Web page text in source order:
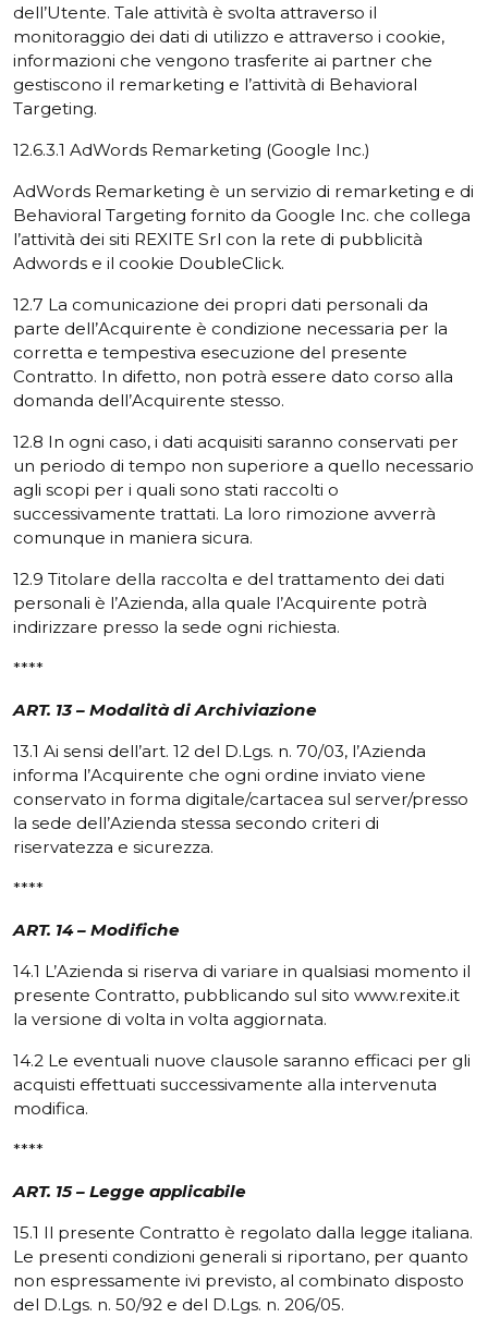
dell’Utente. Tale attività è svolta attraverso il
monitoraggio dei dati di utilizzo e attraverso i cookie,
informazioni che vengono trasferite ai partner che
gestiscono il remarketing e l’attività di Behavioral
Targeting.
12.6.3.1 AdWords Remarketing (Google Inc.)
AdWords Remarketing è un servizio di remarketing e di
Behavioral Targeting fornito da Google Inc. che collega
l’attività dei siti REXITE Srl con la rete di pubblicità
Adwords e il cookie DoubleClick.
12.7 La comunicazione dei propri dati personali da
parte dell’Acquirente è condizione necessaria per la
corretta e tempestiva esecuzione del presente
Contratto. In difetto, non potrà essere dato corso alla
domanda dell’Acquirente stesso.
12.8 In ogni caso, i dati acquisiti saranno conservati per
un periodo di tempo non superiore a quello necessario
agli scopi per i quali sono stati raccolti o
successivamente trattati. La loro rimozione avverrà
comunque in maniera sicura.
12.9 Titolare della raccolta e del trattamento dei dati
personali è l’Azienda, alla quale l’Acquirente potrà
indirizzare presso la sede ogni richiesta.
****
ART. 13 – Modalità di Archiviazione
13.1 Ai sensi dell’art. 12 del D.Lgs. n. 70/03, l’Azienda
informa l’Acquirente che ogni ordine inviato viene
conservato in forma digitale/cartacea sul server/presso
la sede dell’Azienda stessa secondo criteri di
riservatezza e sicurezza.
****
ART. 14 – Modifiche
14.1 L’Azienda si riserva di variare in qualsiasi momento il
presente Contratto, pubblicando sul sito www.rexite.it
la versione di volta in volta aggiornata.
14.2 Le eventuali nuove clausole saranno efficaci per gli
acquisti effettuati successivamente alla intervenuta
modifica.
****
ART. 15 – Legge applicabile
15.1 Il presente Contratto è regolato dalla legge italiana.
Le presenti condizioni generali si riportano, per quanto
non espressamente ivi previsto, al combinato disposto
del D.Lgs. n. 50/92 e del D.Lgs. n. 206/05.